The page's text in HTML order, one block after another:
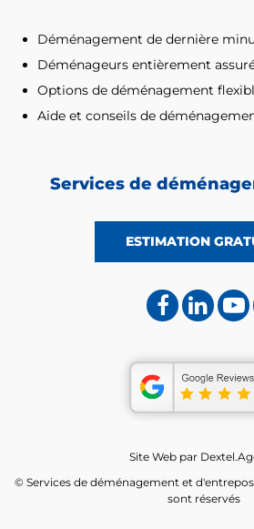
Déménagement de dernière
Déménageurs entièrement
Options de déménagement
Aide et conseils de
Services de
ESTIMATION
© Services de déménagement et
sont réservés
Site Web par